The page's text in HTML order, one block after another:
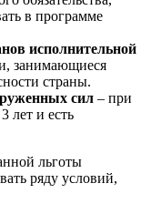
в программе
исполнительной
занимающиеся
страны.
сил – при
лет и есть
льготы
ряду условий,